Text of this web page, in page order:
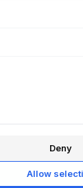
lub
aby uchwycić
łącząc ją z
i podkreślać
Deny
Allow